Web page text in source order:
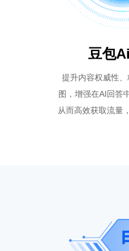
豆包
提升内容权威性
图，增强在AI回答
从而高效获取流量